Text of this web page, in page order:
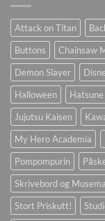
Attack on Titan
Buttons
Chainsaw
Demon Slayer
Halloween
Jujutsu Kaisen
My Hero Academia
Pompompurin
Skrivebord og
Stort Priskutt!